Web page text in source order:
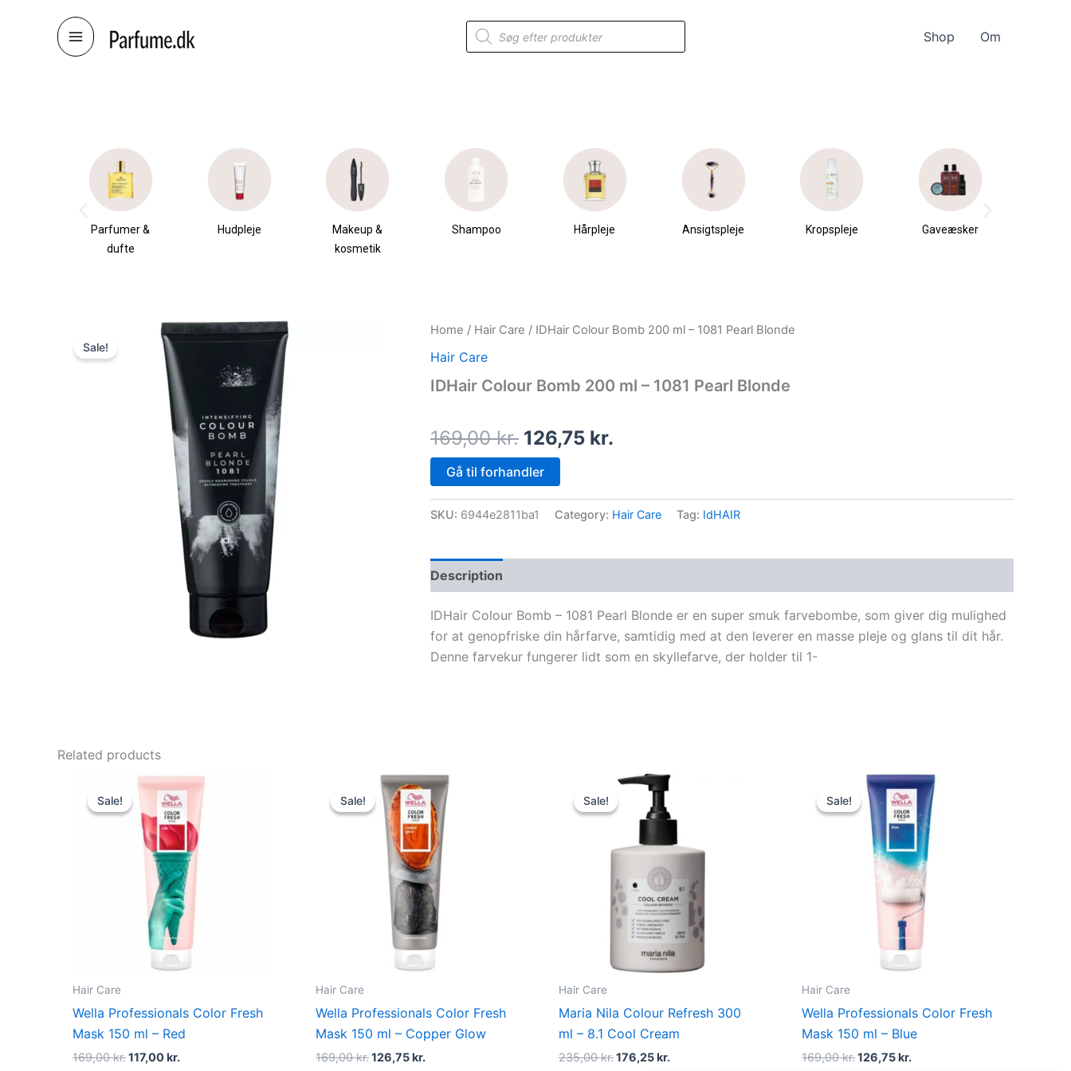
Products
search
Shop Om
Parfumer &
dufte
Hudpleje
Makeup &
kosmetik
Shampoo Hårpleje Ansigtspleje Kropspleje Gaveæsker
Sale!
Home / Hair Care / IDHair Colour Bomb 200 ml – 1081 Pearl Blonde
Hair Care
IDHair Colour Bomb 200 ml – 1081 Pearl Blonde
169,00kr.
Original
was:
169,00 kr..
126,75 kr.
Current
is:
Gå til forhandler
SKU: 6944e2811ba1 Category: Hair Care Tag: IdHAIR
Description
IDHair Colour Bomb – 1081 Pearl Blonde er en super smuk farvebombe, som giver dig mulighed
for at genopfriske din hårfarve, samtidig med at den leverer en masse pleje og glans til dit hår.
Denne farvekur fungerer lidt som en skyllefarve, der holder til 1-
Related products
Sale!
Sale!
Hair Care
Wella Professionals Color Fresh
Mask 150 ml – Red
169,00kr.
Original
was:
169,00 kr..
117,00kr.
Current
price
is:
117,00 kr..
Sale!
Sale!
Hair Care
Wella Professionals Color Fresh
Mask 150 ml – Copper Glow
169,00kr.
Original
price
was:
169,00 kr..
126,75kr.
Current
price
is:
126,75 kr..
Sale!
Sale!
Hair Care
Maria Nila Colour Refresh 300
ml – 8.1 Cool Cream
235,00kr.
Original
was:
235,00 kr..
176,25kr.
Current
176,25 kr..
Sale!
Sale!
Hair Care
Wella Professionals Color Fresh
Mask 150 ml – Blue
169,00kr.
Original
price
was:
169,00 kr..
126,75kr.
Current
price
is:
126,75 kr..